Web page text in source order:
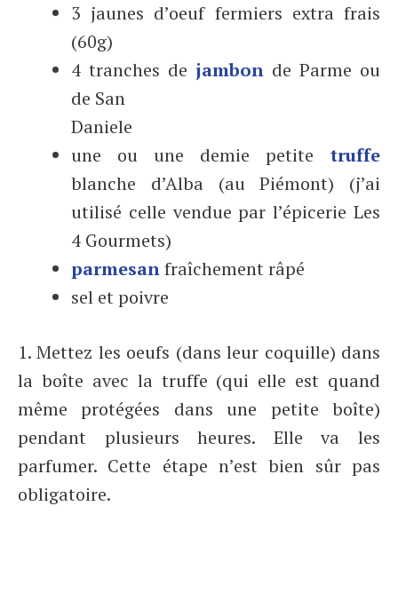
3 jaunes d’oeuf fermiers extra frais
(60g)
4 tranches de jambon de Parme ou
de San
Daniele
une ou une demie petite truffe
blanche d’Alba (au Piémont) (j’ai
utilisé celle vendue par l’épicerie Les
4 Gourmets)
parmesanfraîchement râpé
sel et poivre
1. Mettez les oeufs (dans leur coquille) dans
la boîte avec la truffe (qui elle est quand
même protégées dans une petite boîte)
pendant plusieurs heures. Elle va les
parfumer. Cette étape n’est bien sûr pas
obligatoire.